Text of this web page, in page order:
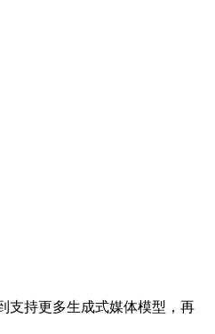
支持更多生成式媒体模型，再